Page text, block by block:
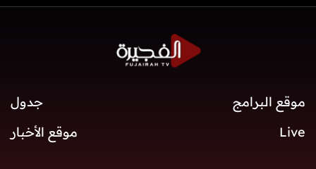
موقع البرامج
جدول
Live
موقع الأخبار